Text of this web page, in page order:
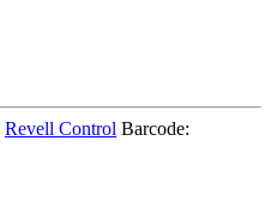
Revell Control Barcode: